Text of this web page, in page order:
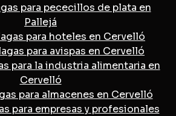
para pececillos de plata en
Pallejá
para hoteles en Cervelló
para avispas en Cervelló
para la industria alimentaria en
Cervelló
para almacenes en Cervelló
para empresas y profesionales